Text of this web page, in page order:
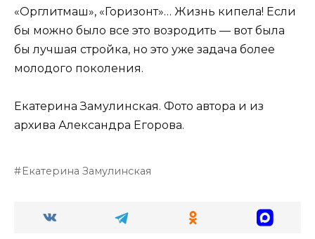
«Орглитмаш», «Горизонт»… Жизнь кипела! Если
бы можно было все это возродить — вот была
бы лучшая стройка, но это уже задача более
молодого поколения.
Екатерина Замулинская. Фото автора и из
архива Александра Егорова.
Екатерина Замулинская